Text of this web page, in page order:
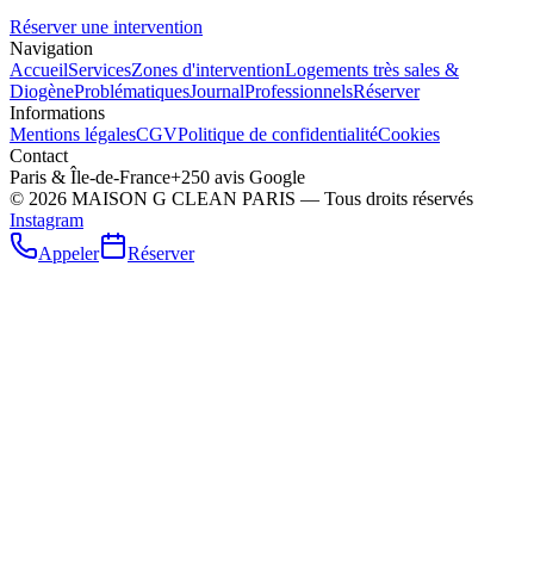
Réserver une intervention
Navigation
AccueilServicesZones d'interventionLogements très sales &
DiogèneProblématiquesJournalProfessionnelsRéserver
Informations
Mentions légalesCGVPolitique de confidentialitéCookies
Contact
Paris & Île-de-France+250 avis Google
© 2026 MAISON G CLEAN PARIS — Tous droits réservés
Instagram
Appeler
Réserver